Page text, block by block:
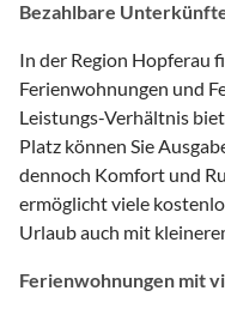
Bezahlbare
In der Region Hopferau
Ferienwohnungen und
Leistungs-Verhältnis
Platz können Sie
dennoch Komfort und
ermöglicht viele
Urlaub auch mit
Ferienwohnungen mit